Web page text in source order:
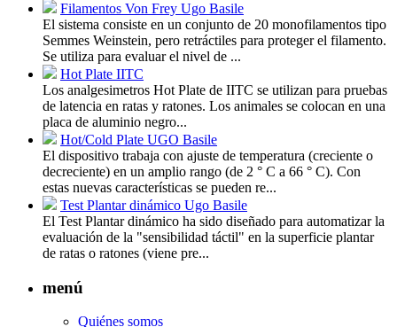
Filamentos Von Frey Ugo Basile
El sistema consiste en un conjunto de 20 monofilamentos tipo
Semmes Weinstein, pero retráctiles para proteger el filamento.
Se utiliza para evaluar el nivel de ...
Hot Plate IITC
Los analgesimetros Hot Plate de IITC se utilizan para pruebas
de latencia en ratas y ratones. Los animales se colocan en una
placa de aluminio negro...
Hot/Cold Plate UGO Basile
El dispositivo trabaja con ajuste de temperatura (creciente o
decreciente) en un amplio rango (de 2 ° C a 66 ° C). Con
estas nuevas características se pueden re...
Test Plantar dinámico Ugo Basile
El Test Plantar dinámico ha sido diseñado para automatizar la
evaluación de la "sensibilidad táctil" en la superficie plantar
de ratas o ratones (viene pre...
menú
Quiénes somos